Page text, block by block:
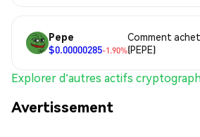
Pepe
$0.00000285-1.90%
Comment
(PEPE)
Explorer d'autres actifs
Avertissement